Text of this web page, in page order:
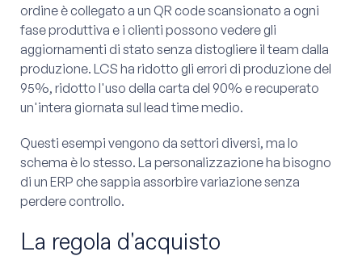
ordine è collegato a un QR code scansionato a ogni
fase produttiva e i clienti possono vedere gli
aggiornamenti di stato senza distogliere il team dalla
produzione. LCS ha ridotto gli errori di produzione del
95%, ridotto l'uso della carta del 90% e recuperato
un'intera giornata sul lead time medio.
Questi esempi vengono da settori diversi, ma lo
schema è lo stesso. La personalizzazione ha bisogno
di un ERP che sappia assorbire variazione senza
perdere controllo.
La regola d'acquisto